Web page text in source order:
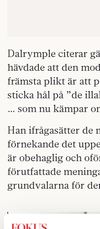
Dalrymple citerar
hävdade att den
främsta plikt är att
sticka hål på ”de
… som nu kämpar
Han ifrågasätter de
förnekande det
är obehaglig och
förutfattade
grundvalarna för